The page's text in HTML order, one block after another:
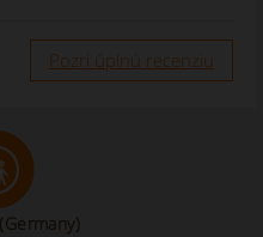
Pozri úplnú recenziu
(Germany)